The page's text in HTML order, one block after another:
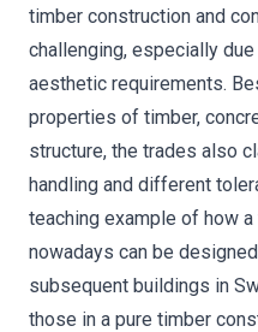
timber construction and
challenging, especially
aesthetic requirements.
properties of timber,
structure, the trades also
handling and different
teaching example of how
nowadays can be
subsequent buildings in
those in a pure timber